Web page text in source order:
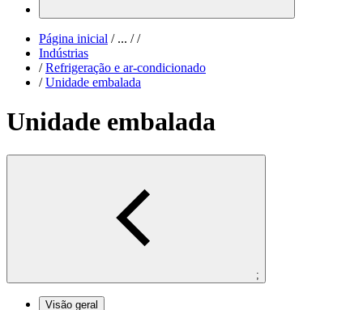
Página inicial /... / /
Indústrias
/ Refrigeração e ar-condicionado
/ Unidade embalada
Unidade embalada
;
Visão geral